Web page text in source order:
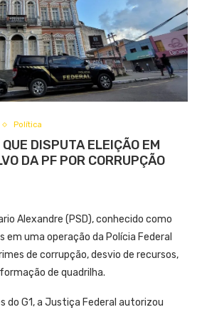
Política
DISPUTA ELEIÇÃO EM
DA PF POR CORRUPÇÃO
Alexandre (PSD), conhecido como
em uma operação da Polícia Federal
de corrupção, desvio de recursos,
de quadrilha.
do G1, a Justiça Federal autorizou